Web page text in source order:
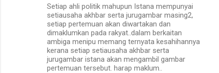
Setiap ahli politik mahupun Istana mempunyai
setiausaha akhbar serta jurugambar masing2,
setiap pertemuan akan diwartakan dan
dimaklumkan pada rakyat..dalam berkaitan
ambiga menipu memang ternyata kesahihannya
kerana setiap setiausaha akhbar serta
jurugambar istana akan mengambil gambar
pertemuan tersebut. harap maklum..